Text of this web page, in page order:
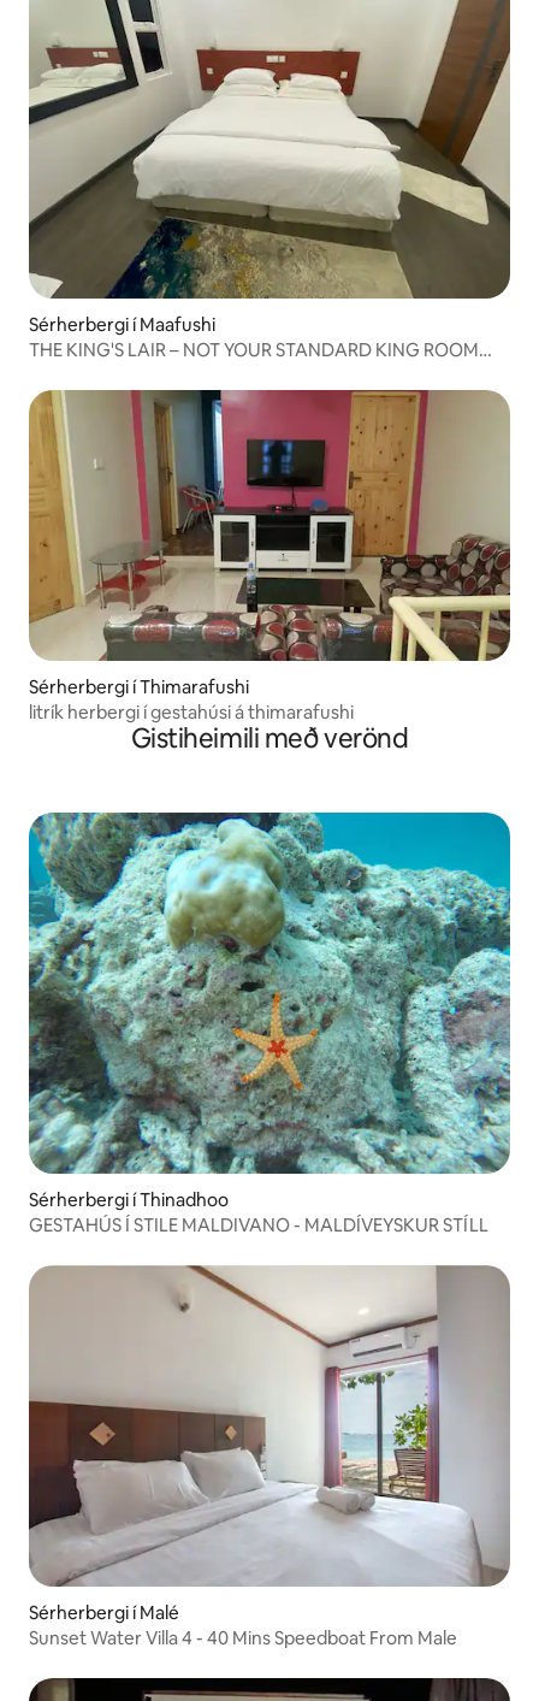
Sérherbergi í Maafushi
THE KING'S LAIR – NOT YOUR STANDARD KING ROOM
Sérherbergi í Thimarafushi
litrík herbergi í gestahúsi á thimarafushi
Gistiheimili með verönd
Sérherbergi í Thinadhoo
GESTAHÚS Í STILE MALDIVANO - MALDÍVEYSKUR STÍLL
Sérherbergi í Malé
Sunset Water Villa 4 - 40 Mins Speedboat From Male